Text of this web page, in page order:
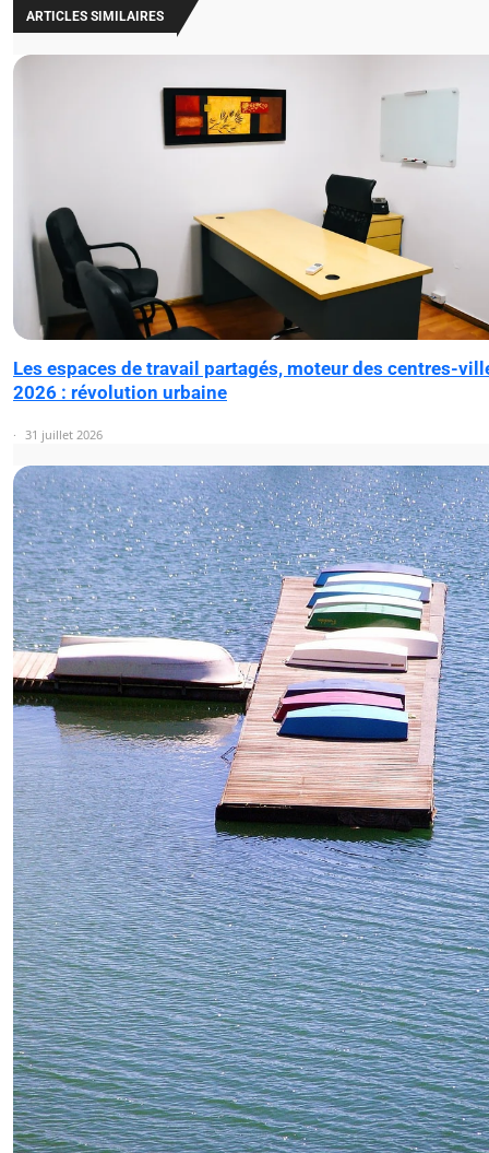
ARTICLES SIMILAIRES
Les espaces de travail partagés, moteur des centres-
2026 : révolution urbaine
31 juillet 2026